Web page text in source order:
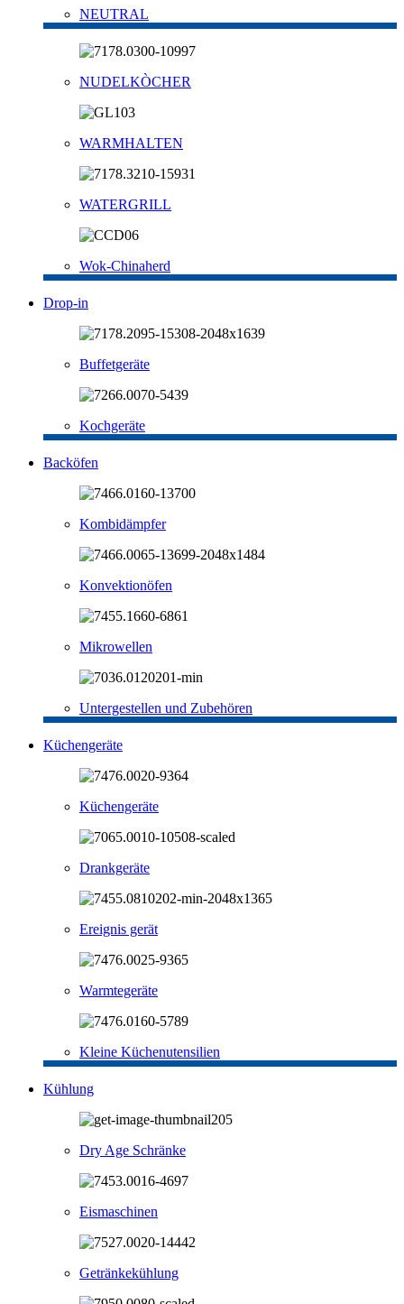
NEUTRAL
NUDELKÒCHER
WARMHALTEN
WATERGRILL
Wok-Chinaherd
Drop-in
Buffetgeräte
Kochgeräte
Backöfen
Kombidämpfer
Konvektionöfen
Mikrowellen
Untergestellen und Zubehören
Küchengeräte
Küchengeräte
Drankgeräte
Ereignis gerät
Warmtegeräte
Kleine Küchenutensilien
Kühlung
Dry Age Schränke
Eismaschinen
Getränkekühlung